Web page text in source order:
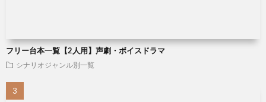
フリー台本一覧【2人用】声劇・ボイスドラマ
シナリオジャンル別一覧